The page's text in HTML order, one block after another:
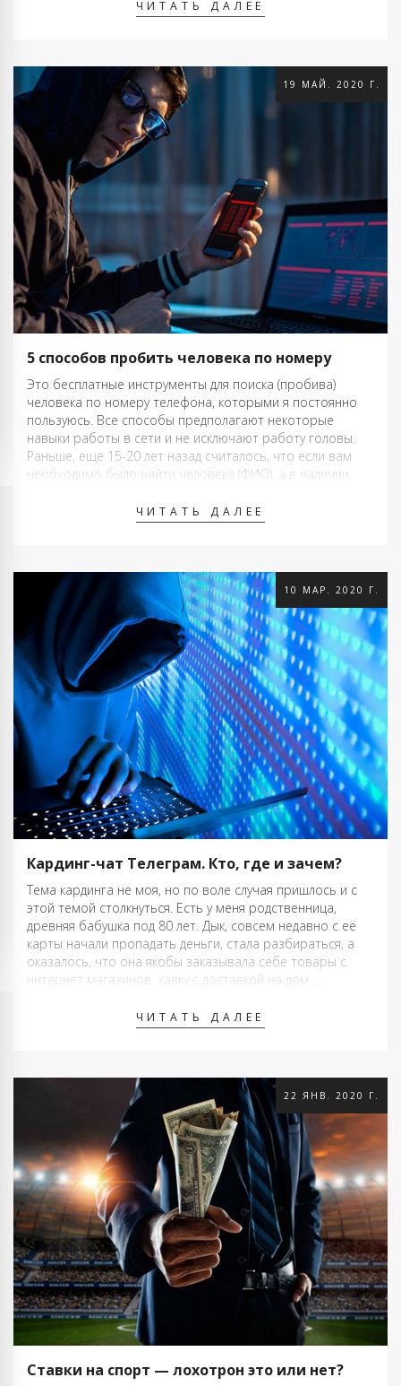
нашли слабые места …ЧИТАТЬ ДАЛЕЕ
19 МАЙ. 2020 Г.
5 способов пробить человека по номеру
Это бесплатные инструменты для поиска (пробива)
человека по номеру телефона, которыми я постоянно
пользуюсь. Все способы предполагают некоторые
навыки работы в сети и не исключают работу головы.
Раньше, еще 15-20 лет назад считалось, что если вам
необходимо было найти человека (ФИО), а в наличии
ЧИТАТЬ ДАЛЕЕ
10 МАР. 2020 Г.
Кардинг-чат Телеграм. Кто, где и зачем?
Тема кардинга не моя, но по воле случая пришлось и с
этой темой столкнуться. Есть у меня родственница,
древняя бабушка под 80 лет. Дык, совсем недавно с её
карты начали пропадать деньги, стала разбираться, а
оказалось, что она якобы заказывала себе товары с
интернет магазинов, хавку с доставкой на дом …
ЧИТАТЬ ДАЛЕЕ
22 ЯНВ. 2020 Г.
Ставки на спорт — лохотрон это или нет?